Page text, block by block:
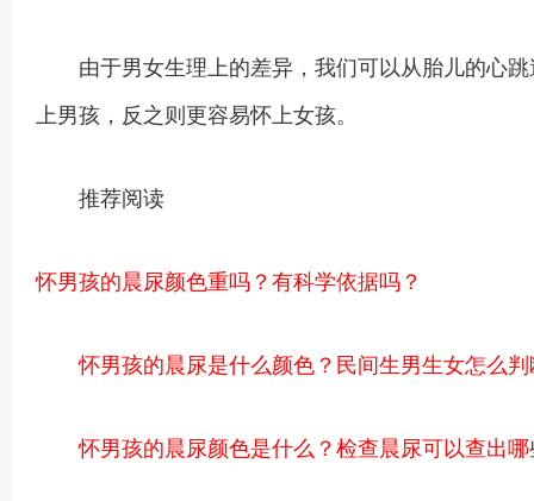
由于男女生理上的差异，我们可以从胎儿的心跳
上男孩，反之则更容易怀上女孩。
推荐阅读
怀男孩的晨尿颜色重吗？有科学依据吗？
怀男孩的晨尿是什么颜色？民间生男生女怎么
怀男孩的晨尿颜色是什么？检查晨尿可以查出哪